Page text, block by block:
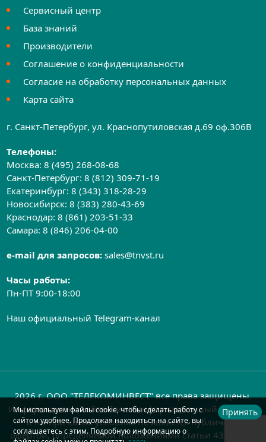
Сервисный центр
База знаний
Производители
Соглашение о конфиденциальности
Согласие на обработку персональных данных
Карта сайта
г. Санкт-Петербург, ул. Краснопутиловская д.69 оф.306B
Телефоны:
Москва:8 (495) 268-08-68
Санкт-Петербург:8 (812) 309-71-19
Екатеринбург:8 (343) 318-28-29
Новосибирск:8 (383) 280-43-69
Краснодар:8 (861) 203-51-33
Самара:8 (846) 206-04-00
e-mail для запросов:sales@tnvst.ru
Часы работы:
Пн-ПТ 9:00-18:00
Наш официальный Telegram-канал
2026 г. ООО "ТЕЛЕКОМИНВЕСТ" все права защищены.
Информация на сайте носит информационный характер
и ни при каких условиях не является публичной
офертой, определяемой положениями статьи 437 ГК РФ
Мы используем файлы cookie, чтобы сделать работу с
сайтом удобнее. Продолжая находиться на сайте, вы
соглашаетесь с этим. Подробную информацию о
Принять